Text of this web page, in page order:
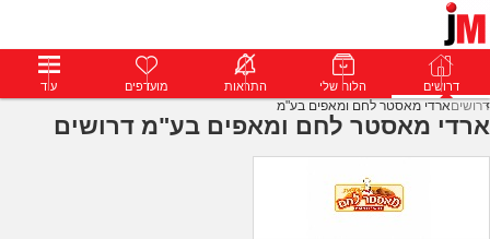
דרושים פרופילים הודעות פרימיום דרושים הלוח שלי התראות מועדפים עוד
דרושיםארדי מאסטר לחם ומאפים בע"מ
ארדי מאסטר לחם ומאפים בע"מ דרושים